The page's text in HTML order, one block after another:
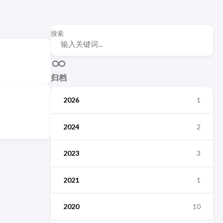
搜索
归档
2026 1
2024 2
2023 3
2021 1
2020 10